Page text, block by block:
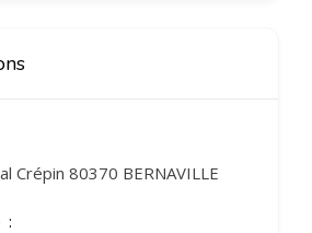
Crépin 80370 BERNAVILLE